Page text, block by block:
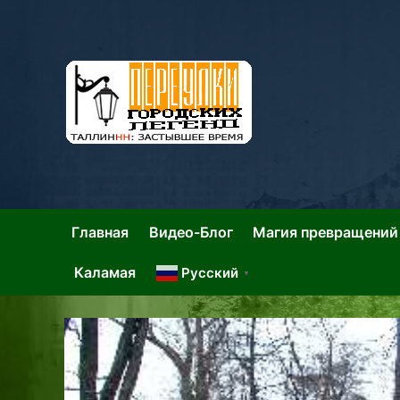
Главная Видео-Блог Магия превращений
Каламая Русский ▼